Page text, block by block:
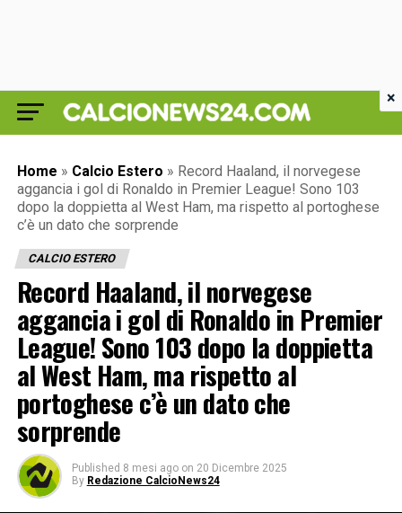
Home » Calcio Estero » Record Haaland, il norvegese
aggancia i gol di Ronaldo in Premier League! Sono 103
dopo la doppietta al West Ham, ma rispetto al portoghese
c’è un dato che sorprende
CALCIO ESTERO
Record Haaland, il norvegese
aggancia i gol di Ronaldo in Premier
League! Sono 103 dopo la doppietta
al West Ham, ma rispetto al
portoghese c’è un dato che
sorprende
Published 8 mesi ago on 20 Dicembre 2025
By Redazione CalcioNews24
×